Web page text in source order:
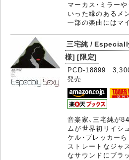
マーカス・ミラー
いった縁のあるメ
一部の楽曲にはマ
三宅純 /
様] [限定]
PCD-18899 3,300
発売
音楽家、三宅純が
ムが世界初リイシ
ケル・ブレッカー
ストレートなジャ
なサウンドにブラ